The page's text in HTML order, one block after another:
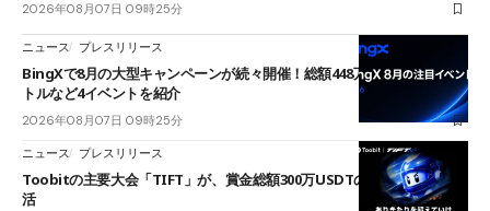
2026年08月07日 09時25分
ニュース プレスリリース
BingXで8月の大型キャンペーンが続々開催！総額448万USDT超のAIバ
トルなど4イベントを紹介
2026年08月07日 09時25分
ニュース プレスリリース
Toobitの主要大会「TIFT」が、賞金総額300万USDTのレースとして復
活